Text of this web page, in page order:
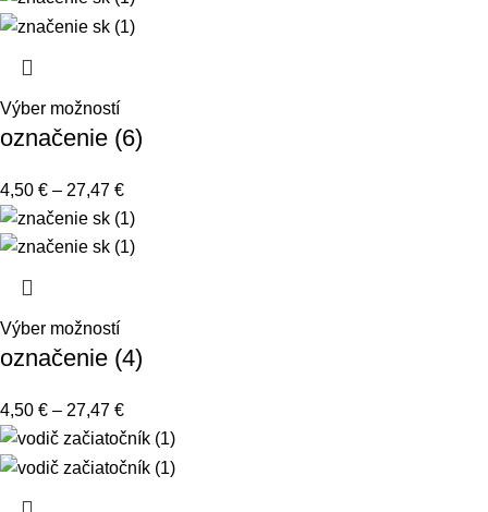
Výber možností
označenie (6)
4,50 € – 27,47 €
Výber možností
označenie (4)
4,50 € – 27,47 €